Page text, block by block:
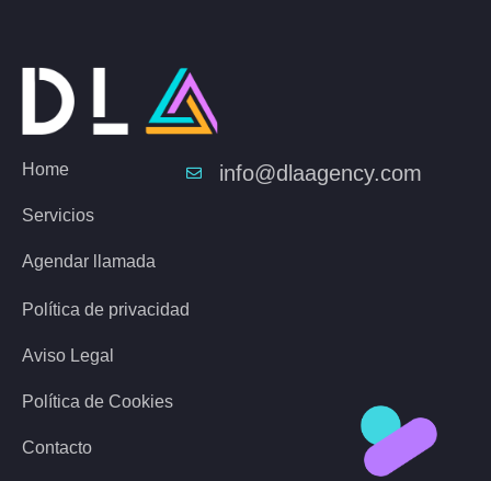
Home
Servicios
Agendar llamada
info@dlaagency.com
Política de privacidad
Aviso Legal
Política de Cookies
Contacto